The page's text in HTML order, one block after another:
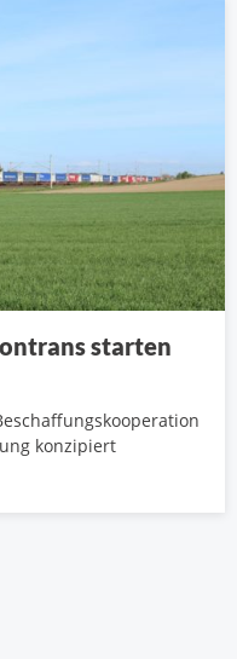
starten
konzipiert